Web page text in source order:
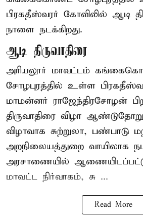
பிரகதீஸ்வரர் கோவிலில் ஆடி
நாளை நடக்கிறது.
ஆடி திருவாதிரை
அரியலூர் மாவட்டம்
சோழபுரத்தில் உள்ள
மாமன்னர் ராஜேந்திரசோழன்
திருவாதிரை விழா
விழாவாக சுற்றுலா, பண்பாடு
அறநிலையத்துறை வாயிலாக
அரசாணையில்
மாவட்ட நிர்வாகம், சு ...
Read More